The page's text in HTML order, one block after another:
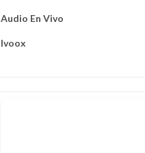
Audio En Vivo
Ivoox